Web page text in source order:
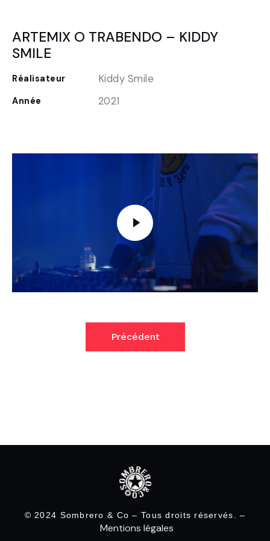
ARTEMIX O TRABENDO – KIDDY
SMILE
Réalisateur Kiddy Smile
Année 2021
Précédent
© 2024 Sombrero & Co – Tous droits réservés. –
Mentions légales